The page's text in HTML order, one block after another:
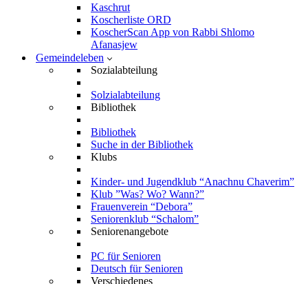
Kaschrut
Koscherliste ORD
KoscherScan App von Rabbi Shlomo
Afanasjew
Gemeindeleben
Sozialabteilung
Solzialabteilung
Bibliothek
Bibliothek
Suche in der Bibliothek
Klubs
Kinder- und Jugendklub “Anachnu Chaverim”
Klub ”Was? Wo? Wann?”
Frauenverein “Debora”
Seniorenklub “Schalom”
Seniorenangebote
PC für Senioren
Deutsch für Senioren
Verschiedenes